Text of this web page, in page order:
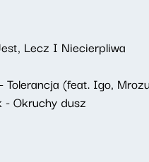
Lecz I Niecierpliwa
(feat. Igo,
- Okruchy dusz